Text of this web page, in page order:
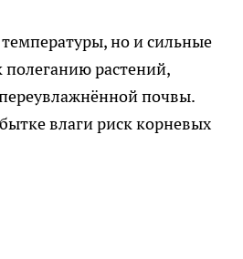
но и сильные
растений,
почвы.
влаги риск корневых